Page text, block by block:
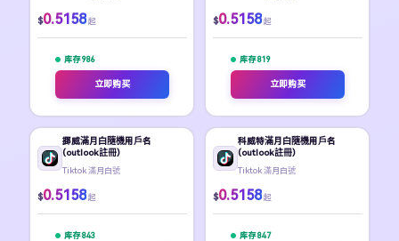
$0.5158 起
库存 986
立即购买
$0.5158 起
库存 819
立即购买
挪威滿月白隨機用戶名
(outlook註冊)
Tiktok 滿月白號
$0.5158 起
库存 843
科威特滿月白隨機用戶名
(outlook註冊)
Tiktok 滿月白號
$0.5158 起
库存 847